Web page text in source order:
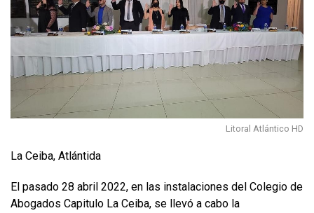
Litoral Atlántico HD
La Ceiba, Atlántida
El pasado 28 abril 2022, en las instalaciones del Colegio de
Abogados Capitulo La Ceiba, se llevó a cabo la